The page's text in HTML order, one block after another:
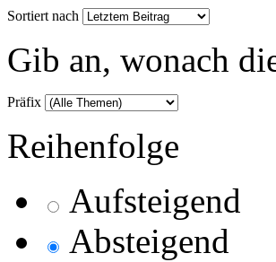
Sortiert nach
Gib an, wonach
Präfix
Reihenfolge
Aufsteigend
Absteigend